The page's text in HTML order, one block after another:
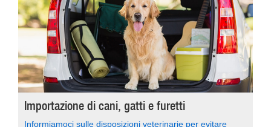
Importazione di cani, gatti e furetti
Informiamoci sulle disposizioni veterinarie per evitare